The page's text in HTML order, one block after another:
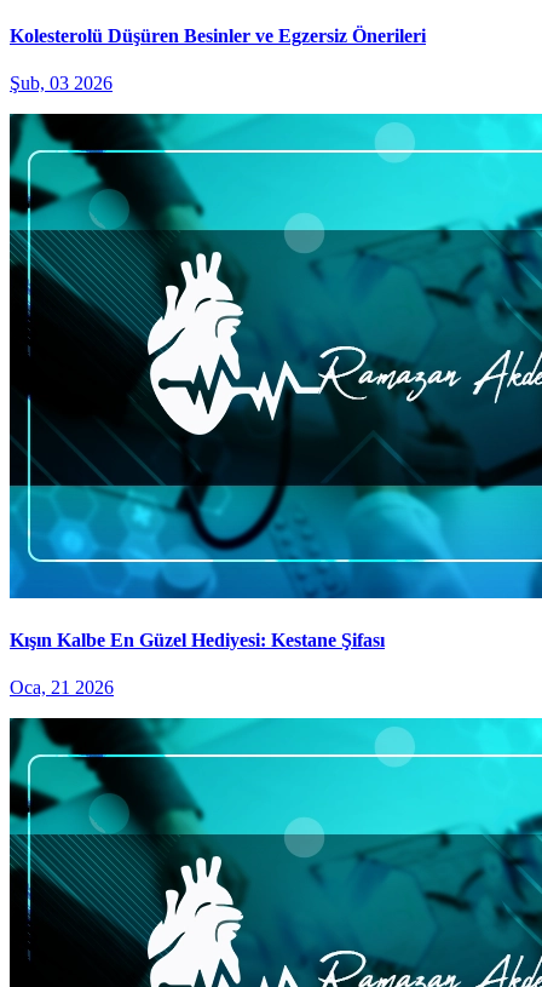
Kolesterolü Düşüren Besinler ve Egzersiz Önerileri
Şub, 03 2026
Kışın Kalbe En Güzel Hediyesi: Kestane Şifası
Oca, 21 2026